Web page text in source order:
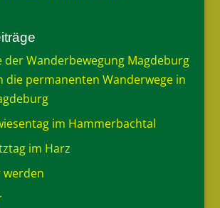
der Wanderbewegung Magdeburg
die permanenten Wanderwege in
im Hammerbachtal
im Harz
werden